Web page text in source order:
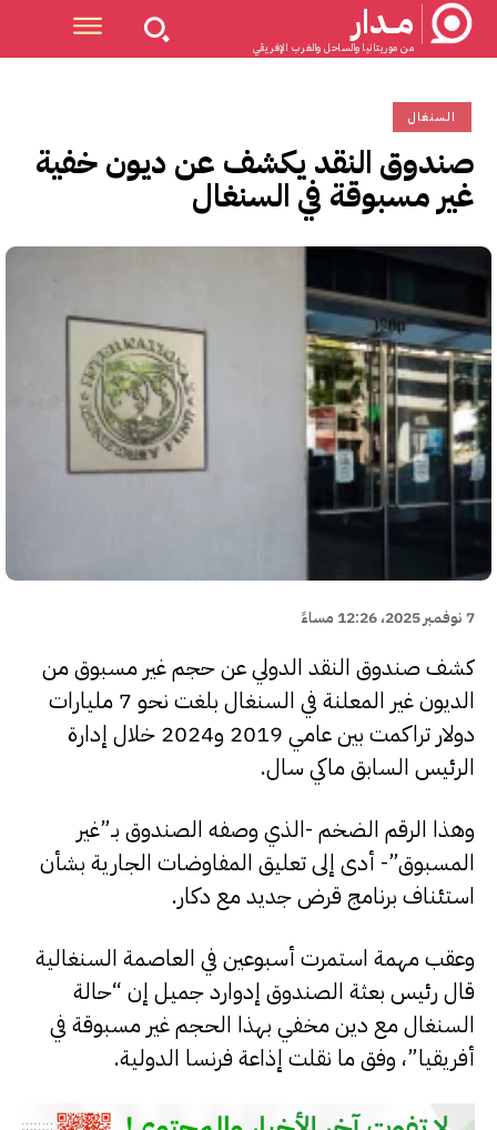
مــدار
من موريتانيا والساحل والغرب الإفريقي
السنغال
صندوق النقد يكشف عن ديون خفية
غير مسبوقة في السنغال
7 نوفمبر 2025، 12:26 مساءً
كشف صندوق النقد الدولي عن حجم غير مسبوق من
الديون غير المعلنة في السنغال بلغت نحو 7 مليارات
دولار تراكمت بين عامي 2019 و2024 خلال إدارة
الرئيس السابق ماكي سال.
وهذا الرقم الضخم -الذي وصفه الصندوق بـ”غير
المسبوق”- أدى إلى تعليق المفاوضات الجارية بشأن
استئناف برنامج قرض جديد مع دكار.
وعقب مهمة استمرت أسبوعين في العاصمة السنغالية
قال رئيس بعثة الصندوق إدوارد جميل إن “حالة
السنغال مع دين مخفي بهذا الحجم غير مسبوقة في
أفريقيا”، وفق ما نقلت إذاعة فرنسا الدولية.